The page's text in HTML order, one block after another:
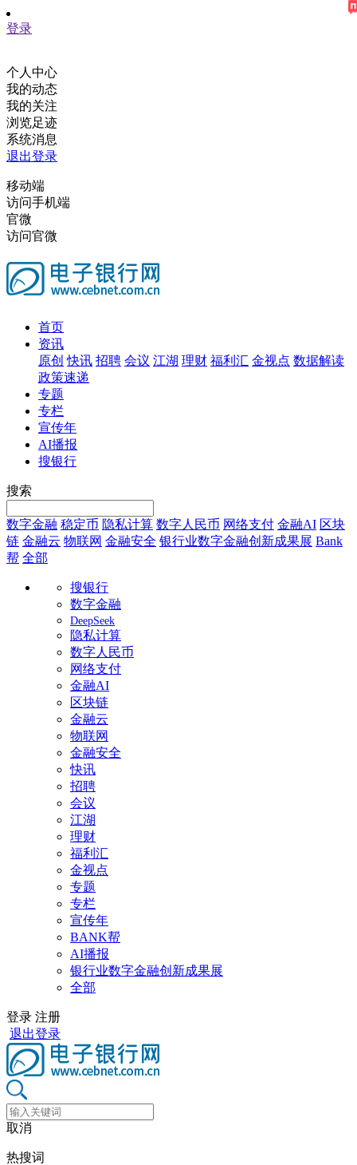
登录
个人中心
我的动态
我的关注
浏览足迹
系统消息
退出登录
移动端
访问手机端
官微
访问官微
首页
资讯
原创 快讯 招聘 会议 江湖 理财 福利汇 金视点 数据解读
政策速递
专题
专栏
宣传年
AI播报
搜银行
搜索
数字金融 稳定币 隐私计算 数字人民币 网络支付 金融AI 区块
链 金融云 物联网 金融安全 银行业数字金融创新成果展 Bank
帮 全部
搜银行
数字金融
DeepSeek
隐私计算
数字人民币
网络支付
金融AI
区块链
金融云
物联网
金融安全
快讯
招聘
会议
江湖
理财
福利汇
金视点
专题
专栏
宣传年
BANK帮
AI播报
银行业数字金融创新成果展
全部
登录 注册
退出登录
取消
热搜词